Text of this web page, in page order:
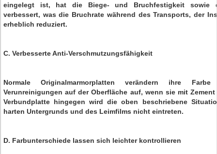
eingelegt ist, hat die Biege- und Bruchfestigkeit sowie
verbessert, was die Bruchrate während des Transports, der
erheblich reduziert.
C. Verbesserte Anti-Verschmutzungsfähigkeit
Normale Originalmarmorplatten verändern ihre
Verunreinigungen auf der Oberfläche auf, wenn sie mit
Verbundplatte hingegen wird die oben beschriebene
harten Untergrunds und des Leimfilms nicht eintreten.
D. Farbunterschiede lassen sich leichter kontrollieren